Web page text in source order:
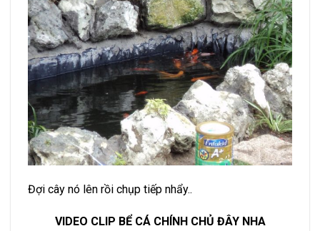
Đợi cây nó lên rồi chụp tiếp nhẩy..
VIDEO CLIP BỂ CÁ CHÍNH CHỦ ĐÂY NHA